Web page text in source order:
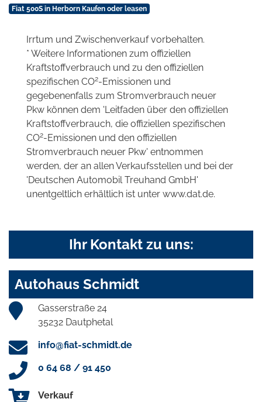
Fiat 500S in Herborn Kaufen oder leasen
Irrtum und Zwischenverkauf vorbehalten.
* Weitere Informationen zum offiziellen
Kraftstoffverbrauch und zu den offiziellen
spezifischen CO2-Emissionen und
gegebenenfalls zum Stromverbrauch neuer
Pkw können dem 'Leitfaden über den offiziellen
Kraftstoffverbrauch, die offiziellen spezifischen
CO2-Emissionen und den offiziellen
Stromverbrauch neuer Pkw' entnommen
werden, der an allen Verkaufsstellen und bei der
'Deutschen Automobil Treuhand GmbH'
unentgeltlich erhältlich ist unter www.dat.de.
Ihr Kontakt zu uns:
Autohaus Schmidt
Gasserstraße 24
35232 Dautphetal
info@fiat-schmidt.de
0 64 68 / 91 450
Verkauf